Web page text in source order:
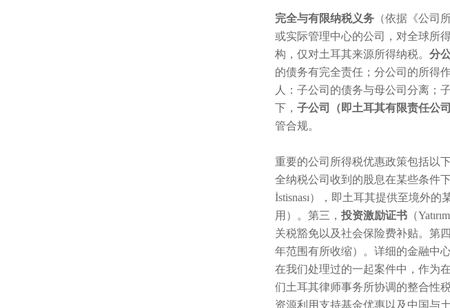
完全与有限纳税义务 （依据《公司
或实际管理中心的公司，对全球所
构，仅对土耳其来源所得纳税。 分
的债务有完全责任；分公司的所得
人：子公司的债务与母公司分离；
下， 子公司（即土耳其有限责任公
管合规。
重要的公司所得税优惠政策包括以
全纳税公司收到的股息在某些条件
İstisnası），即土耳其提供至境外
用）。第三， 投资激励证书 （
关税豁免以及社会保险费补贴。第四
年范围有所收缩）。详细的金融中
在我们处理过的一起案件中，作为
们土耳其律师事务所协调的整合性
资源利用支持基金优惠以及中国与